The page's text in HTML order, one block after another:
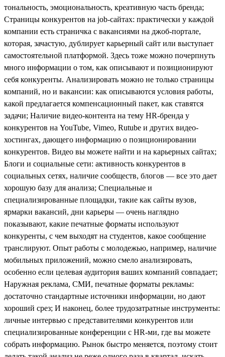
тональность, эмоциональность, креативную часть бренда;
Страницы конкурентов на job-сайтах: практически у каждой
компании есть страничка с вакансиями на джоб-портале,
которая, зачастую, дублирует карьерный сайт или выступает
самостоятельной платформой. Здесь тоже можно почерпнуть
много информации о том, как описывают и позиционируют
себя конкуренты. Анализировать можно не только страницы
компаний, но и вакансии: как описываются условия работы,
какой предлагается компенсационный пакет, как ставятся
задачи; Наличие видео-контента на тему HR-бренда у
конкурентов на YouTube, Vimeo, Rutube и других видео-
хостингах, дающего информацию о позиционировании
конкурентов. Видео вы можете найти и на карьерных сайтах;
Блоги и социальные сети: активность конкурентов в
социальных сетях, наличие сообществ, блогов — все это дает
хорошую базу для анализа; Специальные и
специализированные площадки, такие как сайты вузов,
ярмарки вакансий, дни карьеры — очень наглядно
показывают, какие печатные форматы используют
конкуренты, с чем выходят на студентов, какое сообщение
транслируют. Опыт работы с молодежью, например, наличие
мобильных приложений, можно смело анализировать,
особенно если целевая аудитория ваших компаний совпадает;
Наружная реклама, СМИ, печатные форматы рекламы:
достаточно стандартные источники информации, но дают
хороший срез; И наконец, более трудозатратные инструменты:
личные интервью с представителями конкурентов или
специализированные конференции с HR-ми, где вы можете
собрать информацию. Рынок быстро меняется, поэтому cтоит